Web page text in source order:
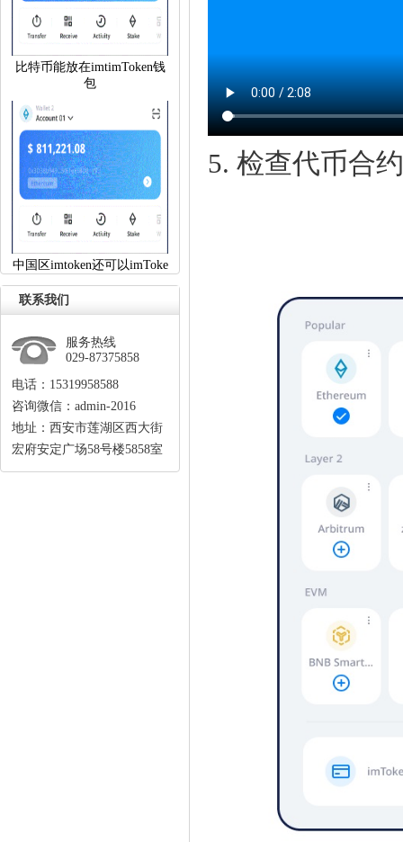
比特币能放在imtimToken钱
包
中国区imtoken还可以imToke
联系我们
服务热线
029-87375858
电话：15319958588
咨询微信：admin-2016
地址：西安市莲湖区西大街
宏府安定广场58号楼5858室
5.检查代币合